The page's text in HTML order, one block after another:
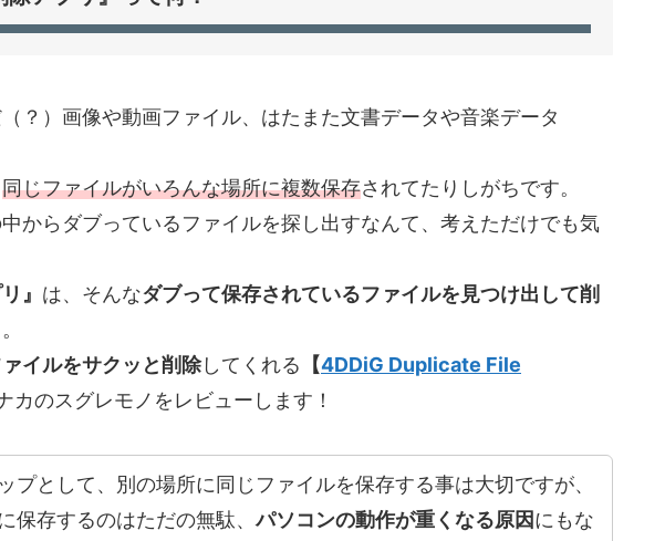
？）画像や動画ファイル、はたまた文書データや音楽データ
同じファイルがいろんな場所に複数保存されてたりしがちです。
からダブっているファイルを探し出すなんて、考えただけでも気
』 は、そんなダブって保存されているファイルを見つけ出して削
イルをサクッと削除してくれる 【4DDiG Duplicate File
カのスグレモノをレビューします！
プとして、別の場所に同じファイルを保存する事は大切ですが、
保存するのはただの無駄、パソコンの動作が重くなる原因にもな